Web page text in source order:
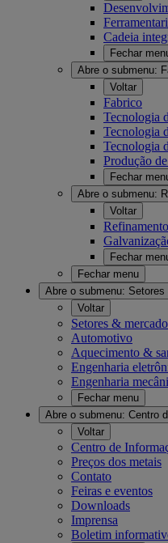
Cadeia
Fechar
Abre o submenu:
Voltar
Fabrico
Tecnologia
Tecnologia
Tecnologia
Produção
Fechar
Abre o submenu:
Voltar
Refinamento
Fechar
Fechar menu
Abre o submenu: Setores
Voltar
Setores &
Automotivo
Aquecimento &
Engenharia
Engenharia
Fechar menu
Abre o submenu: Centro
Voltar
Centro de
Preços dos metais
Contato
Feiras e eventos
Downloads
Imprensa
Boletim